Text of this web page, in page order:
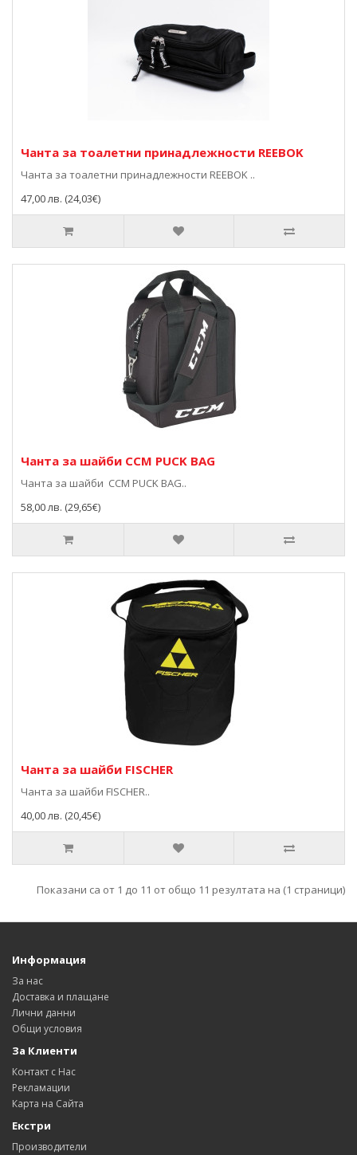
Чанта за тоалетни принадлежности REEBOK
Чанта за тоалетни принадлежности REEBOK ..
47,00 лв. (24,03€)
Чанта за шайби CCM PUCK BAG
Чанта за шайби CCM PUCK BAG..
58,00 лв. (29,65€)
Чанта за шайби FISCHER
Чанта за шайби FISCHER..
40,00 лв. (20,45€)
Показани са от 1 до 11 от общо 11 резултата на (1 страници)
Информация
За нас
Доставка и плащане
Лични данни
Общи условия
За Клиенти
Контакт с Нас
Рекламации
Карта на Сайта
Екстри
Производители